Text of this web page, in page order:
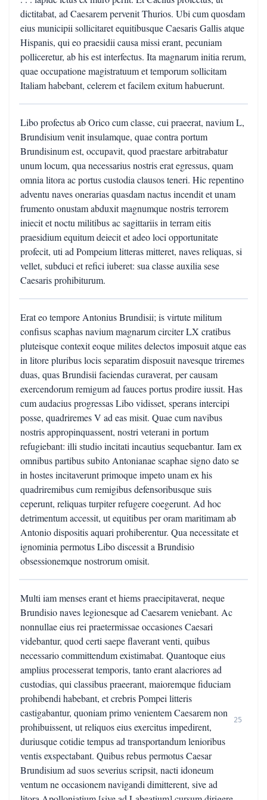
dictitabat, ad Caesarem pervenit Thurios. Ubi cum quosdam
eius municipii sollicitaret equitibusque Caesaris Gallis atque
Hispanis, qui eo praesidii causa missi erant, pecuniam
polliceretur, ab his est interfectus. Ita magnarum initia rerum,
quae occupatione magistratuum et temporum sollicitam
Italiam habebant, celerem et facilem exitum habuerunt.
Libo profectus ab Orico cum classe, cui praeerat, navium L,
Brundisium venit insulamque, quae contra portum
Brundisinum est, occupavit, quod praestare arbitrabatur
unum locum, qua necessarius nostris erat egressus, quam
omnia litora ac portus custodia clausos teneri. Hic repentino
adventu naves onerarias quasdam nactus incendit et unam
frumento onustam abduxit magnumque nostris terrorem
iniecit et noctu militibus ac sagittariis in terram eitis
praesidium equitum deiecit et adeo loci opportunitate
profecit, uti ad Pompeium litteras mitteret, naves reliquas, si
vellet, subduci et refici iuberet: sua classe auxilia sese
Caesaris prohibiturum.
Erat eo tempore Antonius Brundisii; is virtute militum
confisus scaphas navium magnarum circiter LX cratibus
pluteisque contexit eoque milites delectos imposuit atque eas
in litore pluribus locis separatim disposuit navesque triremes
duas, quas Brundisii faciendas curaverat, per causam
exercendorum remigum ad fauces portus prodire iussit. Has
cum audacius progressas Libo vidisset, sperans intercipi
posse, quadriremes V ad eas misit. Quae cum navibus
nostris appropinquassent, nostri veterani in portum
refugiebant: illi studio incitati incautius sequebantur. Iam ex
omnibus partibus subito Antonianae scaphae signo dato se
in hostes incitaverunt primoque impeto unam ex his
quadriremibus cum remigibus defensoribusque suis
ceperunt, reliquas turpiter refugere coegerunt. Ad hoc
detrimentum accessit, ut equitibus per oram maritimam ab
Antonio dispositis aquari prohiberentur. Qua necessitate et
ignominia permotus Libo discessit a Brundisio
obsessionemque nostrorum omisit.
Multi iam menses erant et hiems praecipitaverat, neque
Brundisio naves legionesque ad Caesarem veniebant. Ac
nonnullae eius rei praetermissae occasiones Caesari
videbantur, quod certi saepe flaverant venti, quibus
necessario committendum existimabat. Quantoque eius
amplius processerat temporis, tanto erant alacriores ad
custodias, qui classibus praeerant, maioremque fiduciam
prohibendi habebant, et crebris Pompei litteris
castigabantur, quoniam primo venientem Caesarem non
prohibuissent, ut reliquos eius exercitus impedirent,
duriusque cotidie tempus ad transportandum lenioribus
ventis exspectabant. Quibus rebus permotus Caesar
Brundisium ad suos severius scripsit, nacti idoneum
ventum ne occasionem navigandi dimitterent, sive ad
25